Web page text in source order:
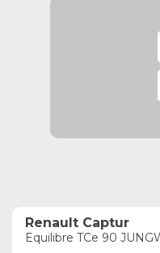
Renault Captur
Equilibre TCe 90